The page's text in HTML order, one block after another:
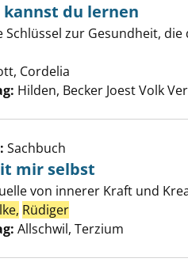
Gesundheit kannst du
kannst du lernen
zur Gesundheit,
Cordelia
Hilden, Becker Joest Volk
Glücklich mit mir selbst
Sachbuch
mir selbst
von innerer Kraft und
Rüdiger
Allschwil, Terzium